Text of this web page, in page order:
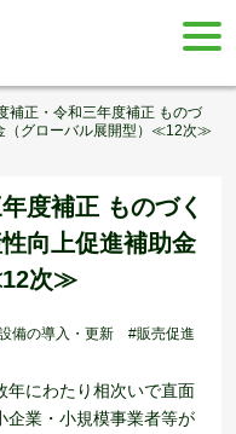
補正・令和三年度補正 ものづ
（グローバル展開型）≪12次≫
度補正 ものづく
向上促進補助金
次≫
備の導入・更新 #販売促進
年にわたり相次いで直面
企業・小規模事業者等が